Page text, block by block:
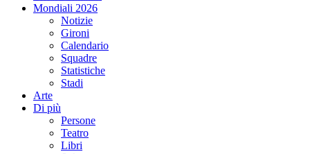
Mondiali 2026
Notizie
Gironi
Calendario
Squadre
Statistiche
Stadi
Arte
Di più
Persone
Teatro
Libri